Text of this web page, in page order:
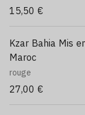
15,50 €
Kzar Bahia Mis
Maroc
rouge
27,00 €